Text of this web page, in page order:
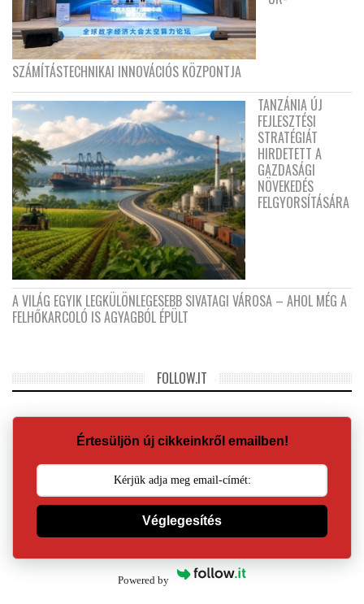
SZÁMÍTÁSTECHNIKAI INNOVÁCIÓS KÖZPONTJA
TANZÁNIA ÚJ
FEJLESZTÉSI
STRATÉGIÁT
HIRDETETT A
GAZDASÁGI
NÖVEKEDÉS
FELGYORSÍTÁSÁRA
A VILÁG EGYIK LEGKÜLÖNLEGESEBB SIVATAGI VÁROSA – AHOL MÉG A
FELHŐKARCOLÓ IS AGYAGBÓL ÉPÜLT
FOLLOW.IT
Értesüljön új cikkeinkről emailben!
Véglegesítés
Powered by